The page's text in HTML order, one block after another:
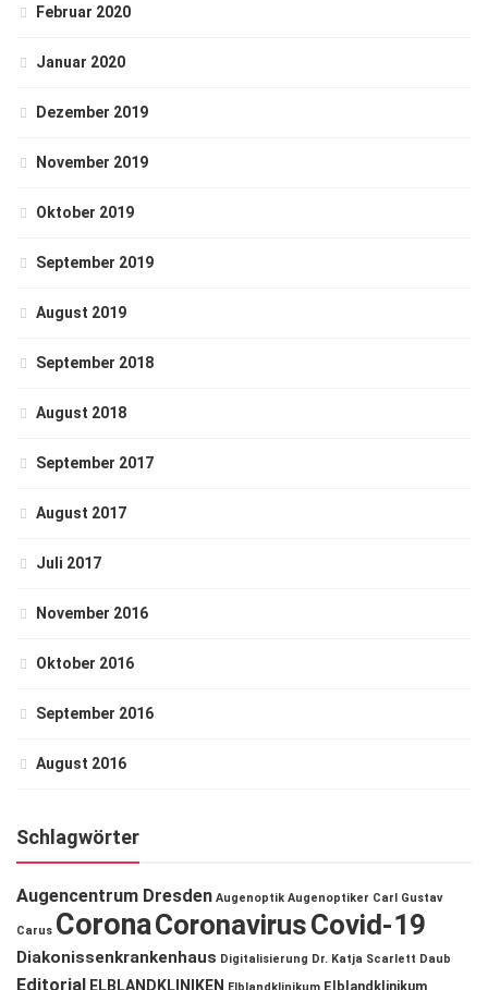
Februar 2020
Januar 2020
Dezember 2019
November 2019
Oktober 2019
September 2019
August 2019
September 2018
August 2018
September 2017
August 2017
Juli 2017
November 2016
Oktober 2016
September 2016
August 2016
Schlagwörter
Augencentrum Dresden Augenoptik Augenoptiker Carl Gustav
Carus CoronaCoronavirusCovid-19
Diakonissenkrankenhaus Digitalisierung Dr. Katja Scarlett Daub
Editorial ELBLANDKLINIKEN
Elblandklinikum